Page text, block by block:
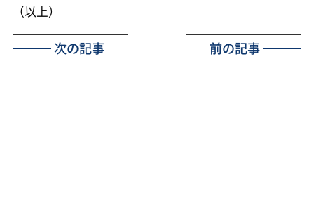
（以上）
前の記事
次の記事